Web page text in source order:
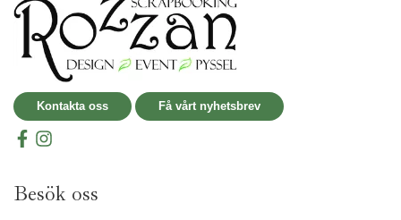
Kontakta oss Få vårt nyhetsbrev
Besök oss